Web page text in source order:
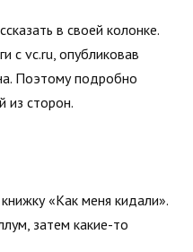
в своей колонке.
с vc.ru, опубликовав
Поэтому подробно
из сторон.
«Как меня кидали».
затем какие-то